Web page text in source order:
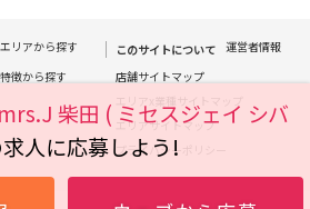
選択した内容で設定
エリアから探す
特徴から探す
このサイトについて
運営者情報
店舗サイトマップ
エリアサイトマップ
プライバシーポリシー
柴田 ( ミセスジェイ シバ
人に応募しよう!